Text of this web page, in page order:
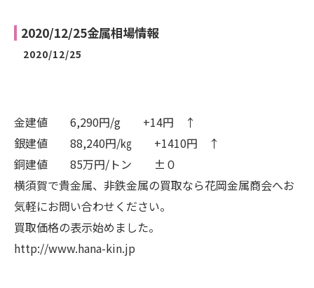
2020/12/25金属相場情報
2020/12/25
金建値 6,290円/g +14円 ↑
銀建値 88,240円/㎏ +1410円 ↑
銅建値 85万円/トン ±０
横須賀で貴金属、非鉄金属の買取なら花岡金属商会へお
気軽にお問い合わせください。
買取価格の表示始めました。
http://www.hana-kin.jp